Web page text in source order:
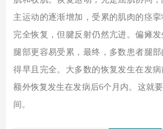
主运动的逐渐增加，受累的肌肉的痉
完全恢复，但腱反射仍然亢进。偏瘫
腿部更容易受累，最终，多数患者腿
得早且完全。大多数的恢复发生在发
额外恢复发生在发病后6个月内。这就
间。